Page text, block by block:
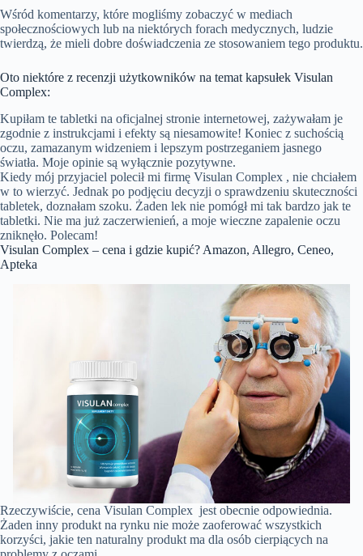
Wśród komentarzy, które mogliśmy zobaczyć w mediach
społecznościowych lub na niektórych forach medycznych, ludzie
twierdzą, że mieli dobre doświadczenia ze stosowaniem tego produktu.
Oto niektóre z recenzji użytkowników na temat kapsułek Visulan
Complex:
Kupiłam te tabletki na oficjalnej stronie internetowej, zażywałam je
zgodnie z instrukcjami i efekty są niesamowite! Koniec z suchością
oczu, zamazanym widzeniem i lepszym postrzeganiem jasnego
światła. Moje opinie są wyłącznie pozytywne.
Kiedy mój przyjaciel polecił mi firmę Visulan Complex , nie chciałem
w to wierzyć. Jednak po podjęciu decyzji o sprawdzeniu skuteczności
tabletek, doznałam szoku. Żaden lek nie pomógł mi tak bardzo jak te
tabletki. Nie ma już zaczerwienień, a moje wieczne zapalenie oczu
zniknęło. Polecam!
Visulan Complex – cena i gdzie kupić? Amazon, Allegro, Ceneo,
Apteka
Rzeczywiście, cena Visulan Complex jest obecnie odpowiednia.
Żaden inny produkt na rynku nie może zaoferować wszystkich
korzyści, jakie ten naturalny produkt ma dla osób cierpiących na